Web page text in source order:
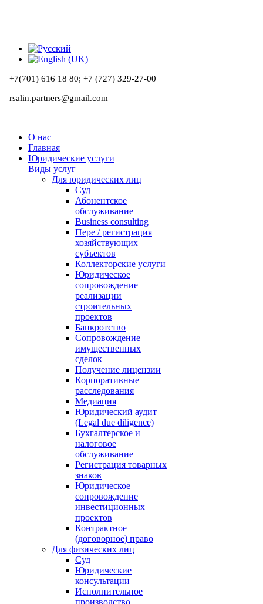
+7(701) 616 18 80; +7 (727) 329-27-00
rsalin.partners@gmail.com
О нас
Главная
Юридические услуги
Виды услуг
Для юридических лиц
Суд
Абонентское
обслуживание
Business consulting
Пере / регистрация
хозяйствующих
субъектов
Коллекторские услуги
Юридическое
сопровождение
реализации
строительных
проектов
Банкротство
Сопровождение
имущественных
сделок
Получение лицензии
Корпоративные
расследования
Медиация
Юридический аудит
(Legal due diligence)
Бухгалтерское и
налоговое
обслуживание
Регистрация товарных
знаков
Юридическое
сопровождение
инвестиционных
проектов
Контрактное
(договорное) право
Для физических лиц
Суд
Юридические
консультации
Исполнительное
производство